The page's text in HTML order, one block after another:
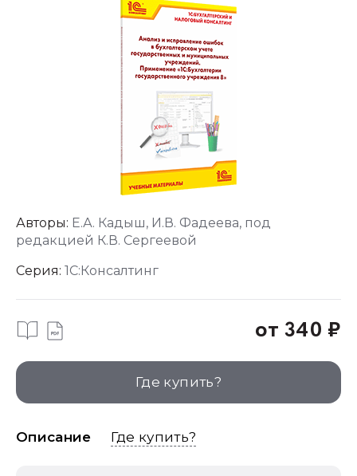
Авторы: Е.А. Кадыш, И.В. Фадеева, под
редакцией К.В. Сергеевой
Серия: 1С:Консалтинг
от 340 ₽
Где купить?
Описание Где купить?